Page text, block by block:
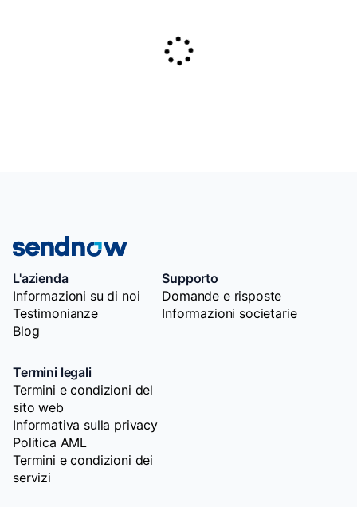
L'azienda
Informazioni su di noi
Testimonianze
Blog
Supporto
Domande e risposte
Informazioni societarie
Termini legali
Termini e condizioni del
sito web
Informativa sulla privacy
Politica AML
Termini e condizioni dei
servizi